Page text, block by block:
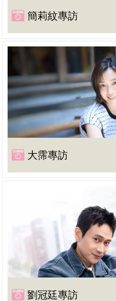
簡莉紋專訪
大霈專訪
劉冠廷專訪